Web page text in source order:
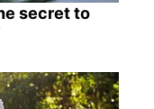
secret to